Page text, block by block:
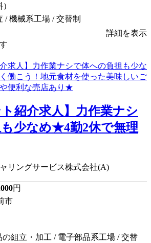
/ 機械系工場 / 交替制
詳細を表示
ト紹介求人】力作業ナシ
少なめ★4勤2休で無理
リングサービス株式会社(A)
円
市
組立・加工 / 電子部品系工場 / 交替